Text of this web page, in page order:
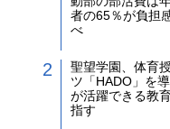
者の65％が負担
べ
聖望学園、体育
ツ「HADO」を
が活躍できる教
指す